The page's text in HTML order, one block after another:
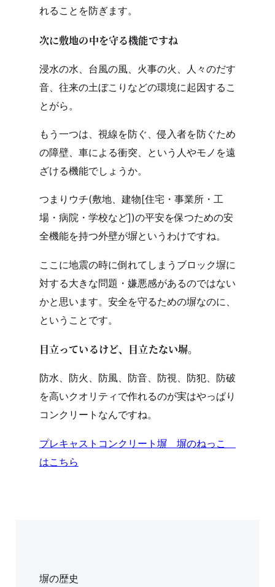
れることを防ぎます。
次に敷地の中を守る機能ですね
浸水の水、台風の風、火事の火、人々のだす
音、往来の土ぼこりなどの環境に起因するこ
とがら。
もう一つは、視線を防ぐ、侵入者を防ぐため
の障壁、車による衝突、という人やモノを遠
ざける機能でしょうか。
つまりウチ(敷地、建物[住宅・事業所・工
場・病院・学校など])の平安を保つための安
全機能を持つ外壁が塀というわけですね。
ここに地震の時に倒れてしまうブロック塀に
対する大きな問題・嫌悪感があるのではない
かと思います。安全を守るための塀なのに、
ということです。
目立っているけど、目立たない塀。
防水、防火、防風、防音、防視、防犯、防破
を高いクオリティで作れるのが実はやっぱり
コンクリートなんですね。
プレキャストコンクリート塀 塀のねっこ
はこちら
塀の歴史